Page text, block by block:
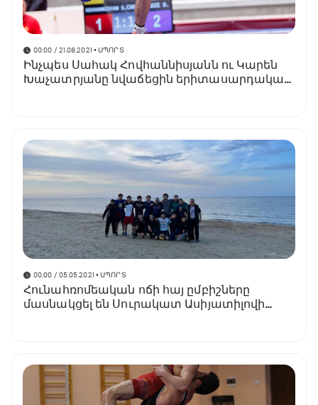
00:00 / 21.08.2021 • ՍՊՈՐՏ
Ինչպես Սահակ Հովհաննիսյանն ու Կարեն
Խաչատրյանը նվաճեցին երիտասարդական
00:00 / 05.05.2021 • ՍՊՈՐՏ
Հունահռոմեական ոճի հայ ըմբիշները
մասնակցել են Սուրակատ Ասիյատիլովի